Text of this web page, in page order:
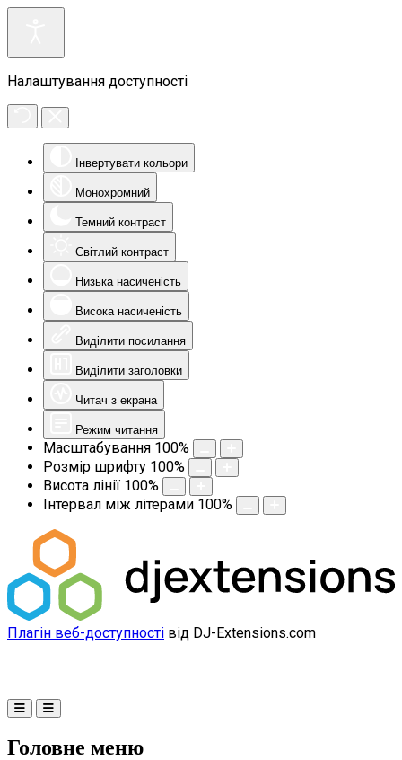
Налаштування доступності
Інвертувати кольори
Монохромний
Темний контраст
Світлий контраст
Низька насиченість
Висока насиченість
Виділити посилання
Виділити заголовки
Читач з екрана
Режим читання
Масштабування 100%
Розмір шрифту 100%
Висота лінії 100%
Інтервал між літерами 100%
Плагін веб-доступності від DJ-Extensions.com
Головне меню